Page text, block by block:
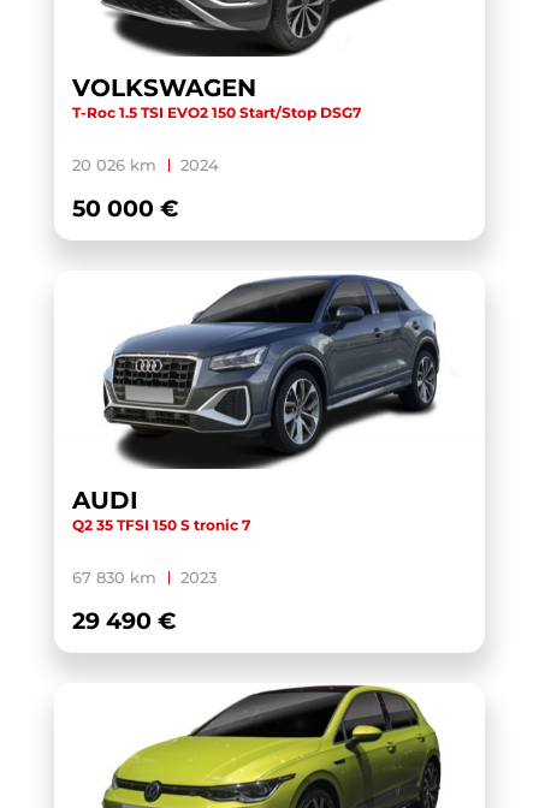
TOURAN BUSINESS (1)
TRANSIT CUSTOM CABINE APPROFONDIE
TRANSIT CUSTOM FOURGON (1)
TRANSPORTER 6.1 VAN
(1)
WRANGLER (1)
X-TRAIL (1)
X1 F48 LCI (1)
(1)
XC40 (1)
ZS (1)
VOLKSWAGEN
T-Roc 1.5 TSI EVO2 150 Start/Stop DSG7
20 026 km 2024
50 000 €
AUDI
Q2 35 TFSI 150 S tronic 7
67 830 km 2023
29 490 €